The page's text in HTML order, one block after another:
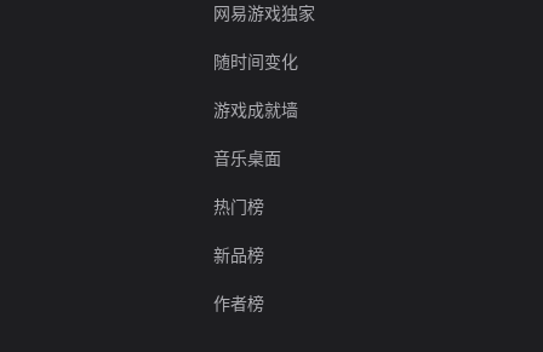
网易游戏独家
随时间变化
游戏成就墙
音乐桌面
热门榜
新品榜
作者榜